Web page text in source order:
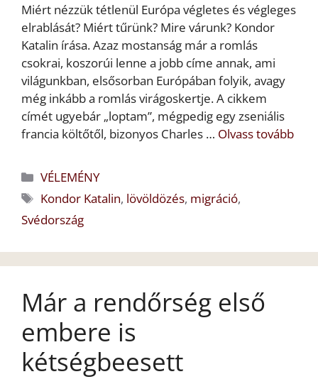
Miért nézzük tétlenül Európa végletes és végleges
elrablását? Miért tűrünk? Mire várunk? Kondor
Katalin írása. Azaz mostanság már a romlás
csokrai, koszorúi lenne a jobb címe annak, ami
világunkban, elsősorban Európában folyik, avagy
még inkább a romlás virágoskertje. A cikkem
címét ugyebár „loptam”, mégpedig egy zseniális
francia költőtől, bizonyos Charles … Olvass tovább
Kategória
VÉLEMÉNY
Címkék
Kondor Katalin, lövöldözés, migráció,
Svédország
Már a rendőrség első
embere is
kétségbeesett